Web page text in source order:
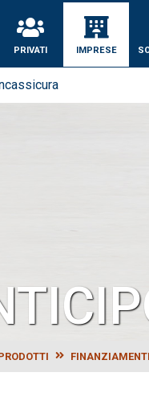
PRIVATI IMPRESE